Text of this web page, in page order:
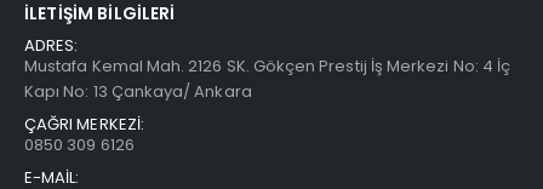
İLETIŞIM BILGILERI
ADRES:
Mustafa Kemal Mah. 2126 SK. Gökçen Prestij İş Merkezi No: 4 İç
Kapı No: 13 Çankaya/ Ankara
ÇAĞRI MERKEZİ:
0850 309 6126
E-MAİL: